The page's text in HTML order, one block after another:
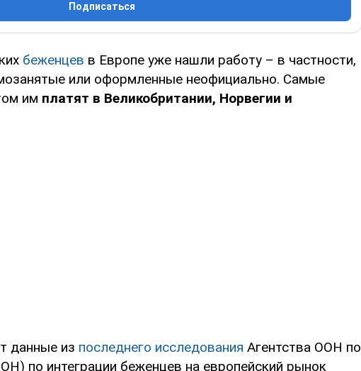
Подписаться
беженцев в Европе уже нашли работу – в частности,
или оформленные неофициально. Самые
им платят в Великобритании, Норвегии и
данные из последнего исследования Агентства ООН по
по интеграции беженцев на европейский рынок